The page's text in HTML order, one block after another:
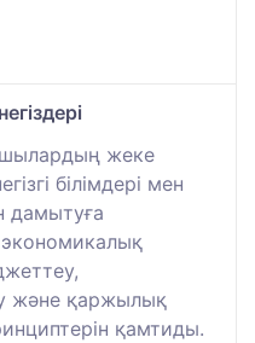
жеке
білімдері мен
дамытуға
экономикалық
және қаржылық
қамтиды.